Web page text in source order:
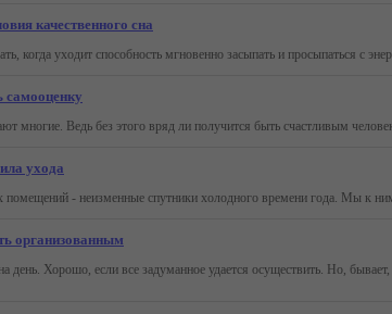
качественного сна
самооценку
ухода
организованным